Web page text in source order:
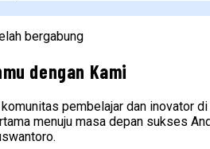
bergabung
dengan Kami
pembelajar dan inovator di
menuju masa depan sukses